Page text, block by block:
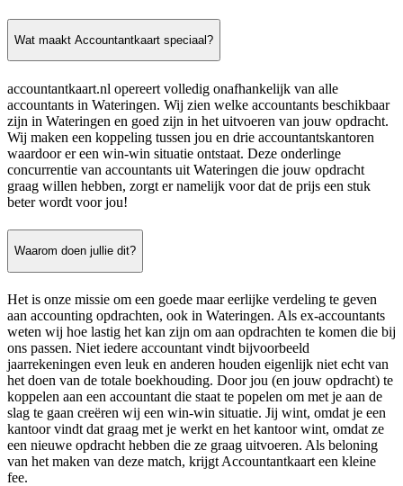
Wat maakt Accountantkaart speciaal?
accountantkaart.nl opereert volledig onafhankelijk van alle
accountants in Wateringen. Wij zien welke accountants beschikbaar
zijn in Wateringen en goed zijn in het uitvoeren van jouw opdracht.
Wij maken een koppeling tussen jou en drie accountantskantoren
waardoor er een win-win situatie ontstaat. Deze onderlinge
concurrentie van accountants uit Wateringen die jouw opdracht
graag willen hebben, zorgt er namelijk voor dat de prijs een stuk
beter wordt voor jou!
Waarom doen jullie dit?
Het is onze missie om een goede maar eerlijke verdeling te geven
aan accounting opdrachten, ook in Wateringen. Als ex-accountants
weten wij hoe lastig het kan zijn om aan opdrachten te komen die bij
ons passen. Niet iedere accountant vindt bijvoorbeeld
jaarrekeningen even leuk en anderen houden eigenlijk niet echt van
het doen van de totale boekhouding. Door jou (en jouw opdracht) te
koppelen aan een accountant die staat te popelen om met je aan de
slag te gaan creëren wij een win-win situatie. Jij wint, omdat je een
kantoor vindt dat graag met je werkt en het kantoor wint, omdat ze
een nieuwe opdracht hebben die ze graag uitvoeren. Als beloning
van het maken van deze match, krijgt Accountantkaart een kleine
fee.